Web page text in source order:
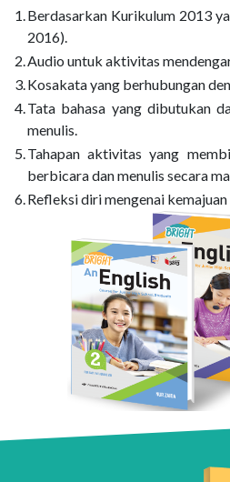
1.Berdasarkan Kurikulum 2013
2016).
2.Audio untuk aktivitas
3.Kosakata yang berhubungan
4.Tata bahasa yang dibutukan
menulis.
5.Tahapan aktivitas yang
berbicara dan menulis secara
6.Refleksi diri mengenai